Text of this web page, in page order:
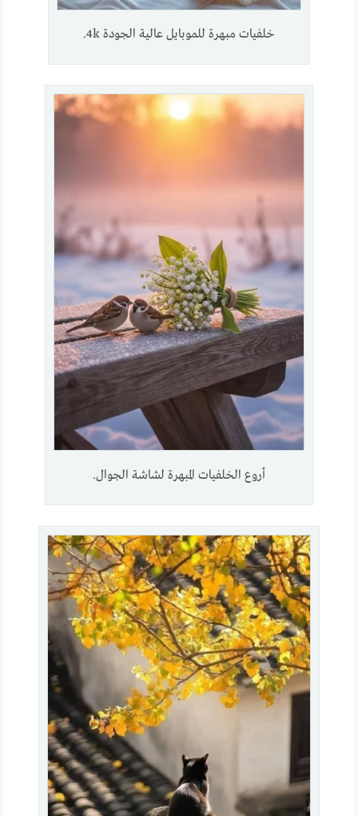
خلفيات مبهرة للموبايل عالية الجودة 4k.
أروع الخلفيات المبهرة لشاشة الجوال.